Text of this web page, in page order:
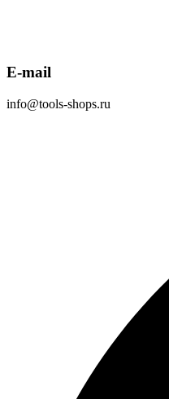
E-mail
info@tools-shops.ru